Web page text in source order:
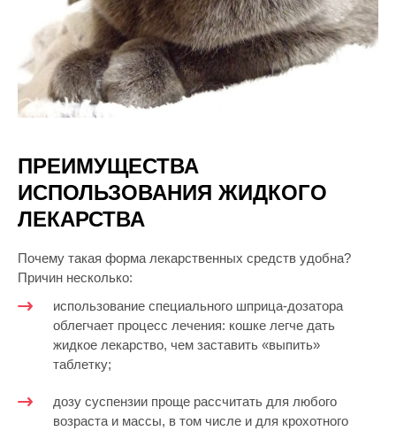
ПРЕИМУЩЕСТВА
ИСПОЛЬЗОВАНИЯ ЖИДКОГО
ЛЕКАРСТВА
Почему такая форма лекарственных средств удобна?
Причин несколько:
использование специального шприца-дозатора
облегчает процесс лечения: кошке легче дать
жидкое лекарство, чем заставить «выпить»
таблетку;
дозу суспензии проще рассчитать для любого
возраста и массы, в том числе и для крохотного